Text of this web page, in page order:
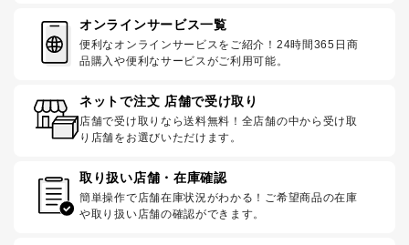
オンラインサービス一覧
便利なオンラインサービスをご紹介！24時間365日商
品購入や便利なサービスがご利用可能。
ネットで注文 店舗で受け取り
店舗で受け取りなら送料無料！全店舗の中から受け取
り店舗をお選びいただけます。
取り扱い店舗・在庫確認
簡単操作で店舗在庫状況がわかる！ご希望商品の在庫
や取り扱い店舗の確認ができます。